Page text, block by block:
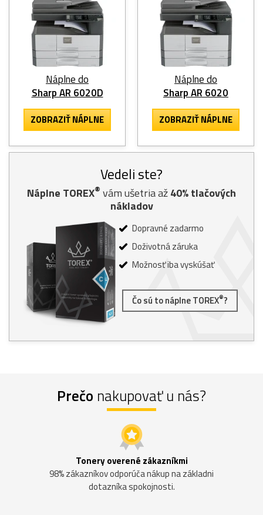
Náplne do
Sharp AR 6020D
ZOBRAZIŤ NÁPLNE
Náplne do
Sharp AR 6020
ZOBRAZIŤ NÁPLNE
Vedeli ste?
Náplne TOREX® vám ušetria až40% tlačových
nákladov
Dopravné zadarmo
Doživotná záruka
Možnosť iba vyskúšať
Čo sú to náplne TOREX®?
Prečo nakupovať u nás?
Tonery overené zákazníkmi
98% zákazníkov odporúča nákup na základni
dotazníka spokojnosti.